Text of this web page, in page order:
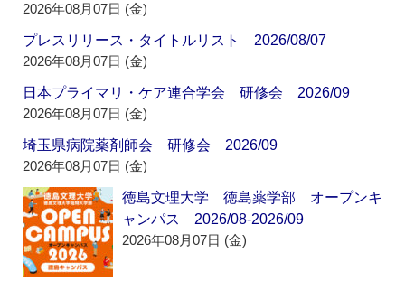
2026年08月07日 (金)
プレスリリース・タイトルリスト 2026/08/07
2026年08月07日 (金)
日本プライマリ・ケア連合学会 研修会 2026/09
2026年08月07日 (金)
埼玉県病院薬剤師会 研修会 2026/09
2026年08月07日 (金)
徳島文理大学 徳島薬学部 オープンキ
ャンパス 2026/08-2026/09
2026年08月07日 (金)